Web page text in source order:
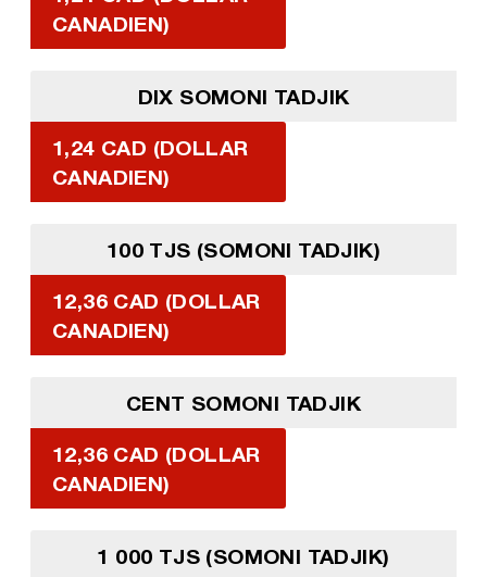
CANADIEN)
DIX SOMONI TADJIK
1,24 CAD (DOLLAR
CANADIEN)
100 TJS (SOMONI TADJIK)
12,36 CAD (DOLLAR
CANADIEN)
CENT SOMONI TADJIK
12,36 CAD (DOLLAR
CANADIEN)
1 000 TJS (SOMONI TADJIK)